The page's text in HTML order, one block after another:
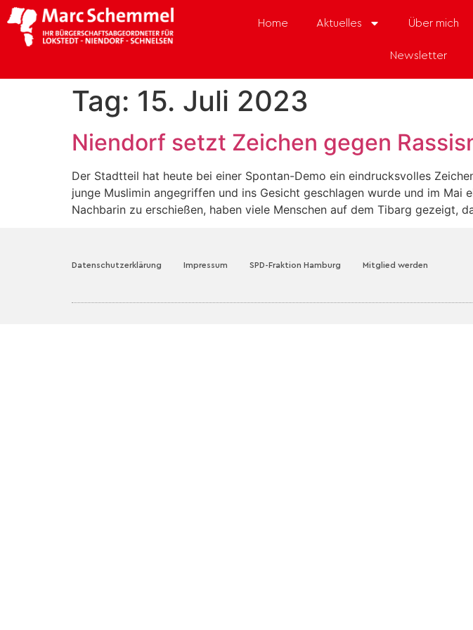
Home Aktuelles Über mich
Newsletter
Tag: 15. Juli 2023
Niendorf setzt Zeichen gegen
Der Stadtteil hat heute bei einer Spontan-Demo ein eindrucksvolles
junge Muslimin angegriffen und ins Gesicht geschlagen wurde und im
Nachbarin zu erschießen, haben viele Menschen auf dem Tibarg gezeigt,
Datenschutzerklärung Impressum SPD-Fraktion Hamburg Mitglied werden